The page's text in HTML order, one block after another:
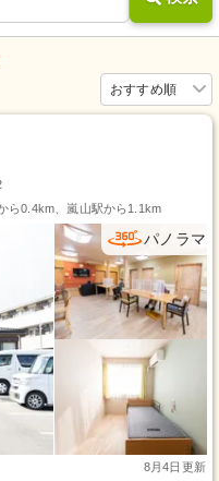
おすすめ順
ら0.4km、嵐山駅から1.1km
パノラマ
8月4日更新